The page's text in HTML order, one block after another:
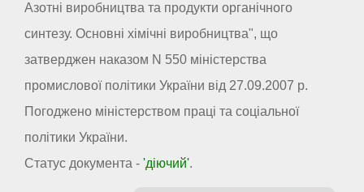
Азотні виробництва та продукти органічного
синтезу. Основні хімічні виробництва", що
затверджен наказом N 550 міністерства
промислової політики України від 27.09.2007 р.
Погоджено міністерством праці та соціальної
політики України.
Статус документа - 'діючий'.